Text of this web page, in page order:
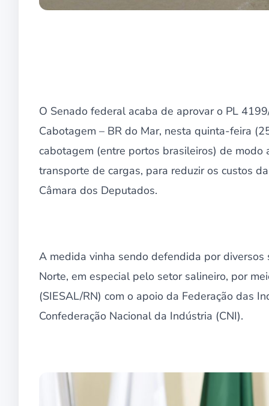
O Senado federal acaba de aprovar o PL
Cabotagem – BR do Mar, nesta quinta-feira
cabotagem (entre portos brasileiros) de
transporte de cargas, para reduzir os custos
Câmara dos Deputados.
A medida vinha sendo defendida por
Norte, em especial pelo setor salineiro, por
(SIESAL/RN) com o apoio da Federação das
Confederação Nacional da Indústria (CNI).